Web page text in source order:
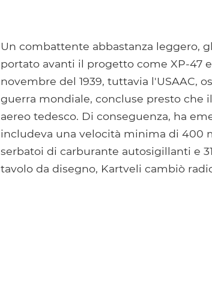
Un combattente abbastanza leggero,
portato avanti il ​​progetto come XP-47
novembre del 1939, tuttavia l'USAAC,
guerra mondiale, concluse presto che
aereo tedesco. Di conseguenza, ha
includeva una velocità minima di 400
serbatoi di carburante autosigillanti e
tavolo da disegno, Kartveli cambiò